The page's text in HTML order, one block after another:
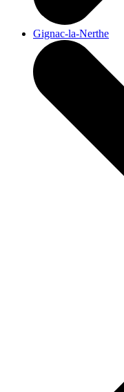
Gignac-la-Nerthe